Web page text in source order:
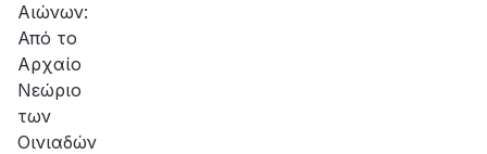
Αιώνων:
Από το
Αρχαίο
Νεώριο
των
Οινιαδών